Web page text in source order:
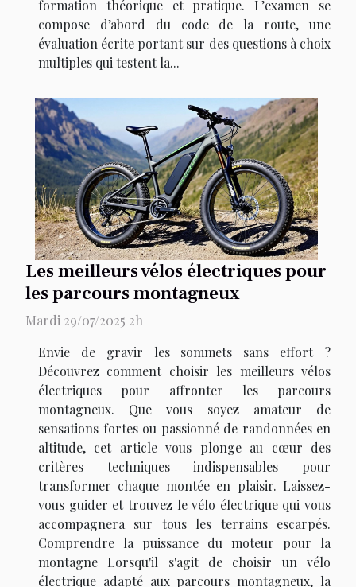
formation théorique et pratique. L’examen se
compose d’abord du code de la route, une
évaluation écrite portant sur des questions à choix
multiples qui testent la...
Les meilleurs vélos électriques pour
les parcours montagneux
Mardi 29/07/2025 2h
Envie de gravir les sommets sans effort ?
Découvrez comment choisir les meilleurs vélos
électriques pour affronter les parcours
montagneux. Que vous soyez amateur de
sensations fortes ou passionné de randonnées en
altitude, cet article vous plonge au cœur des
critères techniques indispensables pour
transformer chaque montée en plaisir. Laissez-
vous guider et trouvez le vélo électrique qui vous
accompagnera sur tous les terrains escarpés.
Comprendre la puissance du moteur pour la
montagne Lorsqu'il s'agit de choisir un vélo
électrique adapté aux parcours montagneux, la